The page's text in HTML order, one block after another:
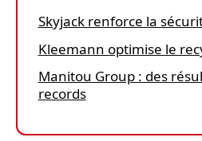
Skyjack renforce la
Kleemann optimise le
Manitou Group : des
records